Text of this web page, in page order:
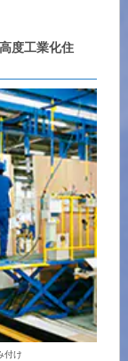
度工業化住
付け